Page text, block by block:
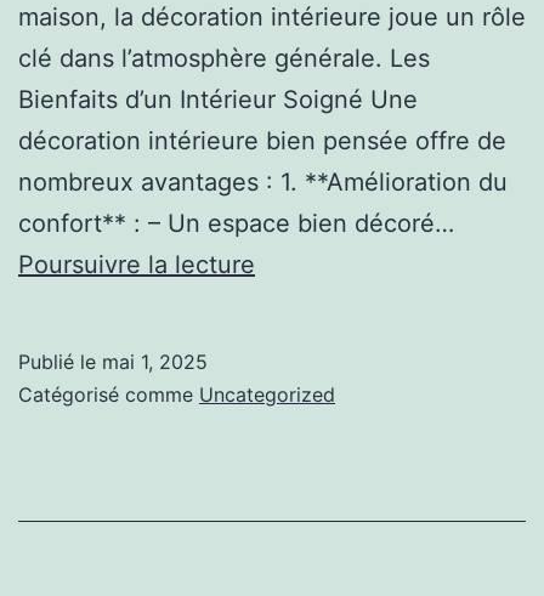
maison, la décoration intérieure joue un rôle
clé dans l’atmosphère générale. Les
Bienfaits d’un Intérieur Soigné Une
décoration intérieure bien pensée offre de
nombreux avantages : 1. **Amélioration du
confort** : – Un espace bien décoré…
Poursuivre la lecture
guide
Publié le mai 1, 2025
Catégorisé comme Uncategorized